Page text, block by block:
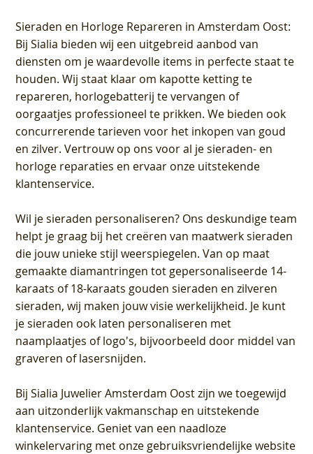
Sieraden en Horloge Repareren in Amsterdam Oost:
Bij Sialia bieden wij een uitgebreid aanbod van
diensten om je waardevolle items in perfecte staat te
houden. Wij staat klaar om kapotte ketting te
repareren, horlogebatterij te vervangen of
oorgaatjes professioneel te prikken. We bieden ook
concurrerende tarieven voor het inkopen van goud
en zilver. Vertrouw op ons voor al je sieraden- en
horloge reparaties en ervaar onze uitstekende
klantenservice.
Wil je sieraden personaliseren? Ons deskundige team
helpt je graag bij het creëren van maatwerk sieraden
die jouw unieke stijl weerspiegelen. Van op maat
gemaakte diamantringen tot gepersonaliseerde 14-
karaats of 18-karaats gouden sieraden en zilveren
sieraden, wij maken jouw visie werkelijkheid. Je kunt
je sieraden ook laten personaliseren met
naamplaatjes of logo's, bijvoorbeeld door middel van
graveren of lasersnijden.
BijSialia Juwelier Amsterdam Oostzijn we toegewijd
aan uitzonderlijk vakmanschap en uitstekende
klantenservice. Geniet van een naadloze
winkelervaring met onze gebruiksvriendelijke website